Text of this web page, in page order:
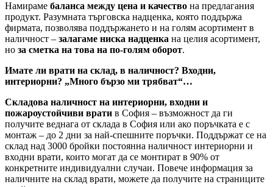
Намираме баланса между цена и качество на предлагания
продукт. Разумната търговска надценка, която поддържа
фирмата, позволява поддържането и на голям асортимент в
наличност – залагаме ниска надценка на целия асортимент,
но за сметка на това на по-голям оборот.
Имате ли врати на склад, в наличност? Входни,
интериорни? „Много бързо ми трябват“…
Складова наличност на интериорни, входни и
пожароустойчиви врати в София – възможност да ги
получите веднага от склада в София или ако поръчката е с
монтаж – до 2 дни за най-спешните поръчки. Поддържат се на
склад над 3000 бройки постоянна наличност интериорни и
входни врати, които могат да се монтират в 90% от
конкретните индивидуални случаи. Повече информация за
наличните на склад врати, можете да получите на страниците